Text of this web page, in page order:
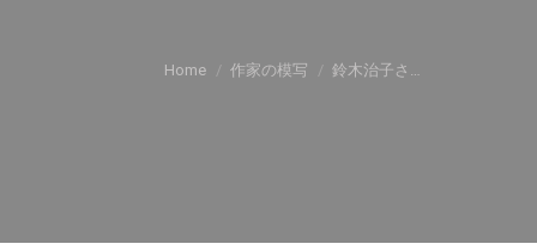
You are here:
Home 作家の模写 鈴木治子さ…